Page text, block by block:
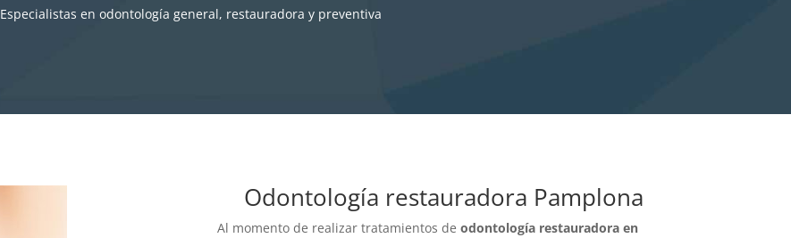
Especialistas en odontología general, restauradora y preventiva
Odontología restauradora Pamplona
Al momento de realizar tratamientos de odontología restauradora en